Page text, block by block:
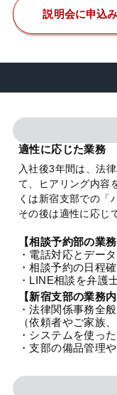
説明会に申込み
適性に応じた業務
入社後3年間は、法
て、ヒアリング内容
くは新宿支部での「
その後は適性に応じ
【相談予約部の業
・電話対応とデー
・相談予約の日程
・LINE相談を弁護
【新宿支部の業務内
・法律関係事務全般
（依頼者やご家族
・システムを使っ
・支部の備品管理
お知らせ
特設サイト
法人グループ
プライバシーポ